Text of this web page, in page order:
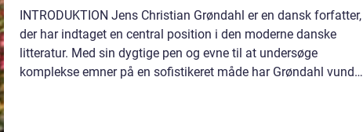
INTRODUKTION Jens Christian Grøndahl er en dansk forfatter,
der har indtaget en central position i den moderne danske
litteratur. Med sin dygtige pen og evne til at undersøge
komplekse emner på en sofistikeret måde har Grøndahl vundet